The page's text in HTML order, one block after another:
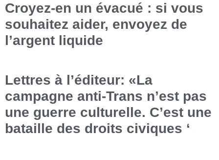
Croyez-en un évacué : si vous
souhaitez aider, envoyez de
l’argent liquide
Lettres à l’éditeur: «La
campagne anti-Trans n’est pas
une guerre culturelle. C’est une
bataille des droits civiques ‘